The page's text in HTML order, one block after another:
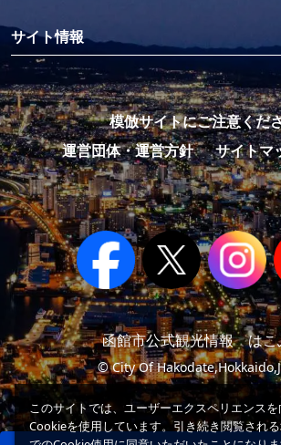
サイト情報
模倣サイトにご注意くだ
運営団体・運営方針
サイトマ
函館市公式観光情報 はこ
© City Of
このサイトでは、ユーザーエクスペリエンス
Cookieを使用しています。引き続き閲覧され